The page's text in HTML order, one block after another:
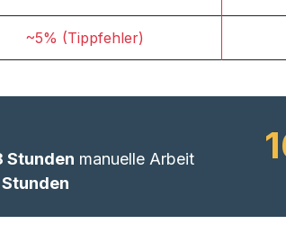
~5% (Tippfehler)
Stunden manuelle Arbeit